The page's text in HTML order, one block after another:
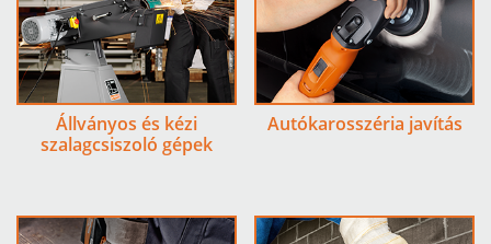
Állványos és kézi
szalagcsiszoló gépek
Autókarosszéria javítás